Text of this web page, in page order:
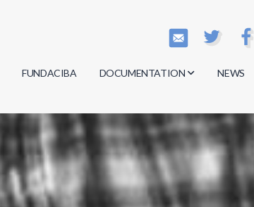
FUNDACIBA DOCUMENTATION
Minutes
Regulations
NEWS